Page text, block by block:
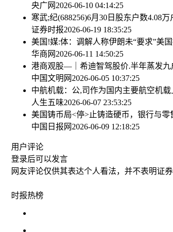
央广网 2026-06-10 04:14:25
寒武;纪(688256)6月30日股东户数4.08
证券时报2026-06-19 18:35:25
美国!媒:体：调解人称伊朗未“要求”美
华商网 2026-06-11 14:50:25
港商观股—｜希迪智驾股价.半年蒸发九
中国文明网 2026-06-05 10:37:25
中航机载：公,司作为国内主要航空机
人生五味2026-06-07 23:53:25
美国铸币局<停>止铸造硬币，银行与零
中国日报网 2026-06-09 12:18:25
用户评论
登录后可以发言
网友评论仅供其表达个人看法，并不表明证
时报热榜